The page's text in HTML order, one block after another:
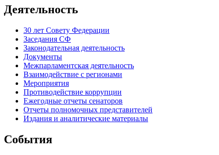
Деятельность
30 лет Совету Федерации
Заседания СФ
Законодательная деятельность
Документы
Межпарламентская деятельность
Взаимодействие с регионами
Мероприятия
Противодействие коррупции
Ежегодные отчеты сенаторов
Отчеты полномочных представителей
Издания и аналитические материалы
События